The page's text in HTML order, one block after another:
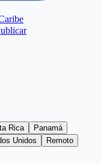
Rica
Panamá
Unidos Remoto